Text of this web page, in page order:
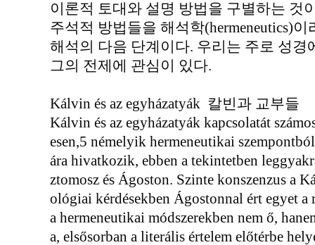
이론적 토대와 설명 방법을 구별하는 것
주석적 방법들을 해석학(hermeneutics)
해석의 다음 단계이다. 우리는 주로 성경
그의 전제에 관심이 있다.
Kálvin és az egyházatyák 칼빈과 교부들
Kálvin és az egyházatyák kapcsolatát
esen,5 némelyik hermeneutikai
ára hivatkozik, ebben a tekintetben
ztomosz és Ágoston. Szinte konszenzus a
ológiai kérdésekben Ágostonnal ért egyet a
a hermeneutikai módszerekben nem ő,
a, elsősorban a literális értelem előtérbe